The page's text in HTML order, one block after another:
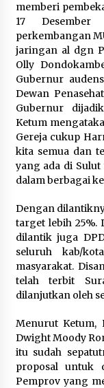
memberi
17
perkembangan
jaringan al dgn
Olly
Gubernur
Dewan
Gubernur
Ketum
Gereja cukup
kita semua dan
yang ada di
dalam berbagai
Dengan
target lebih 25%.
dilantik juga
seluruh kab/
masyarakat.
telah terbit
dilanjutkan oleh
Menurut Ketum,
Dwight Moody
itu sudah
proposal untuk
Pemprov yang